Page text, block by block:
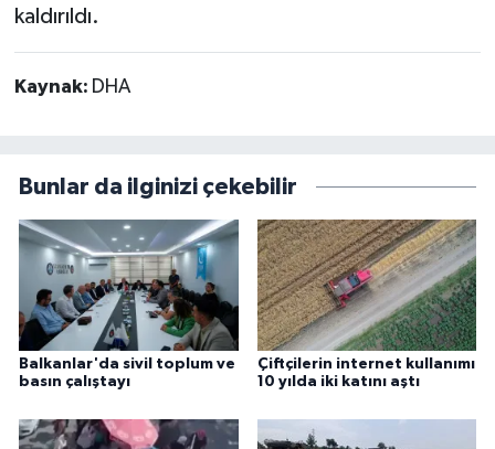
kaldırıldı.
Kaynak: DHA
Bunlar da ilginizi çekebilir
Balkanlar'da sivil toplum ve
basın çalıştayı
Çiftçilerin internet kullanımı
10 yılda iki katını aştı